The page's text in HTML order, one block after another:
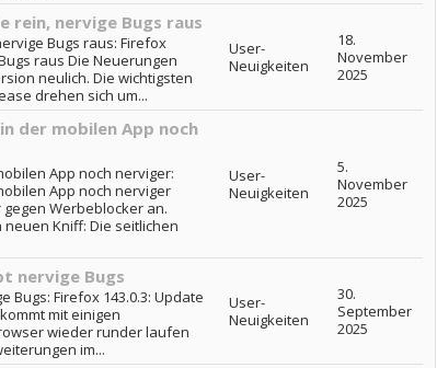
rein, nervige Bugs raus
Bugs raus: Firefox
raus Die Neuerungen
neulich. Die wichtigsten
drehen sich um...
User-
Neuigkeiten
18.
November
2025
der mobilen App noch
App noch nerviger:
App noch nerviger
Werbeblocker an.
Kniff: Die seitlichen
User-
Neuigkeiten
5.
November
2025
nervige Bugs
Bugs: Firefox 143.0.3: Update
mit einigen
wieder runder laufen
im...
User-
Neuigkeiten
30.
September
2025